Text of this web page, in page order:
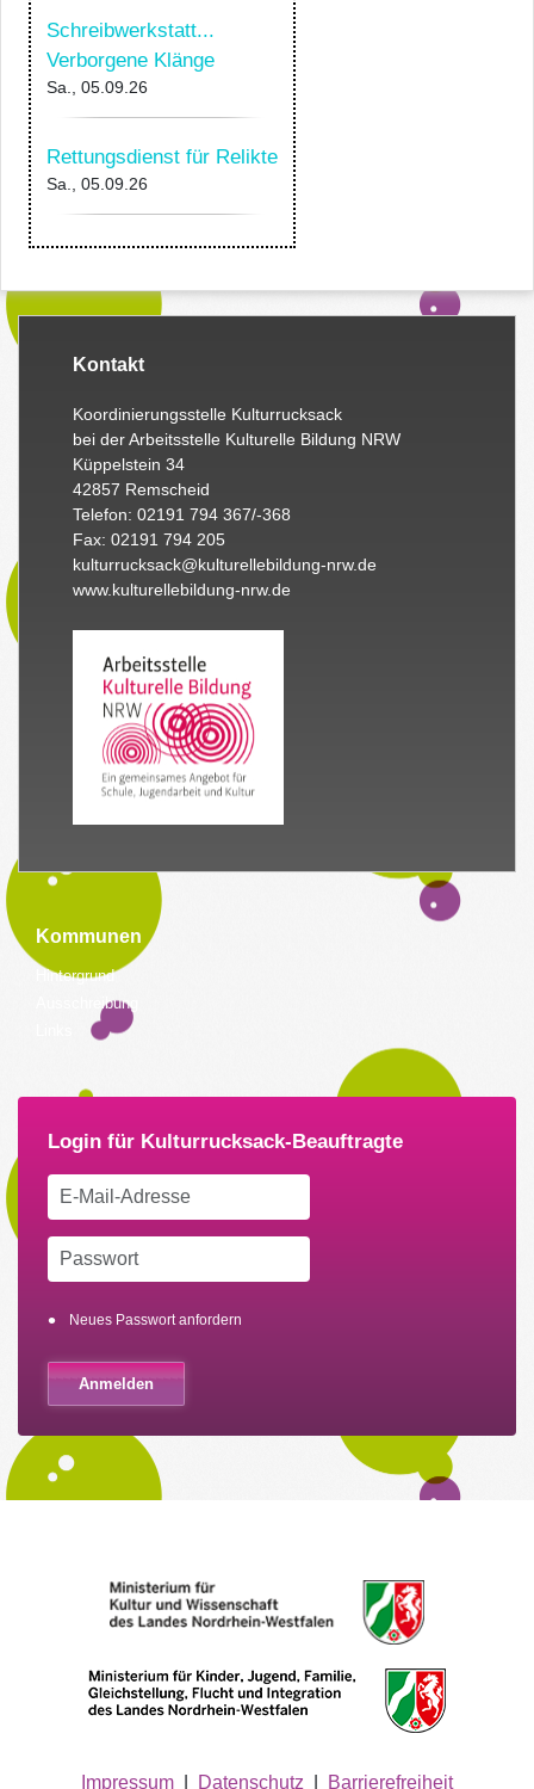
Schreibwerkstatt...
Verborgene Klänge
Sa., 05.09.26
Rettungsdienst für Relikte
Sa., 05.09.26
Kontakt
Koordinierungsstelle Kulturrucksack
bei der Arbeitsstelle Kulturelle Bildung NRW
Küppelstein 34
42857 Remscheid
Telefon: 02191 794 367/-368
Fax: 02191 794 205
kulturrucksack@kulturellebildung-nrw.de
www.kulturellebildung-nrw.de
Kommunen
Hintergrund
Ausschreibung
Neues Passwort anfordern
Impressum Datenschutz Barrierefreiheit